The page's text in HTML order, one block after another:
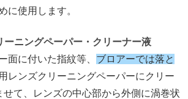
に使用します。
ーニングペーパー・クリーナー液
面に付いた指紋等、 ブロアーでは落と
レンズクリーニングペーパーにクリー
せて、レンズの中心部から外側に渦巻状